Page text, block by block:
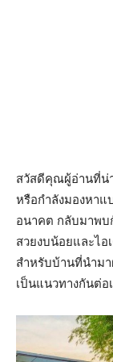
สวัสดีคุณผู้อ่านที่น่
หรือกำลังมองหาแ
อนาคต กลับมาพบ
สวยงบน้อยและไ
สำหรับบ้านที่นำม
เป็นแนวทางกันต่อ